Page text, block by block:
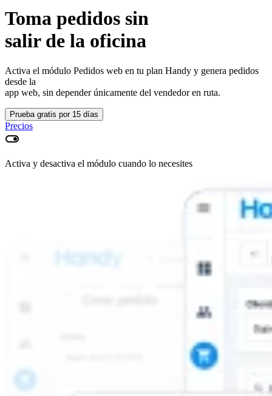
Toma pedidos sin
salir de la oficina
Activa el módulo Pedidos web en tu plan Handy y genera pedidos
desde la
app web, sin depender únicamente del vendedor en ruta.
Prueba gratis por 15 días
Precios
toggle_on
Activa y desactiva el módulo cuando lo necesites